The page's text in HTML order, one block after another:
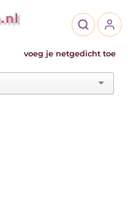
voeg je netgedicht toe